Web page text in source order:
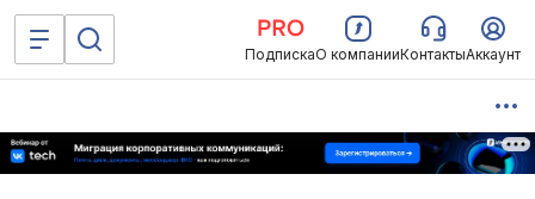
ПодпискаО компанииКонтактыАккаунт